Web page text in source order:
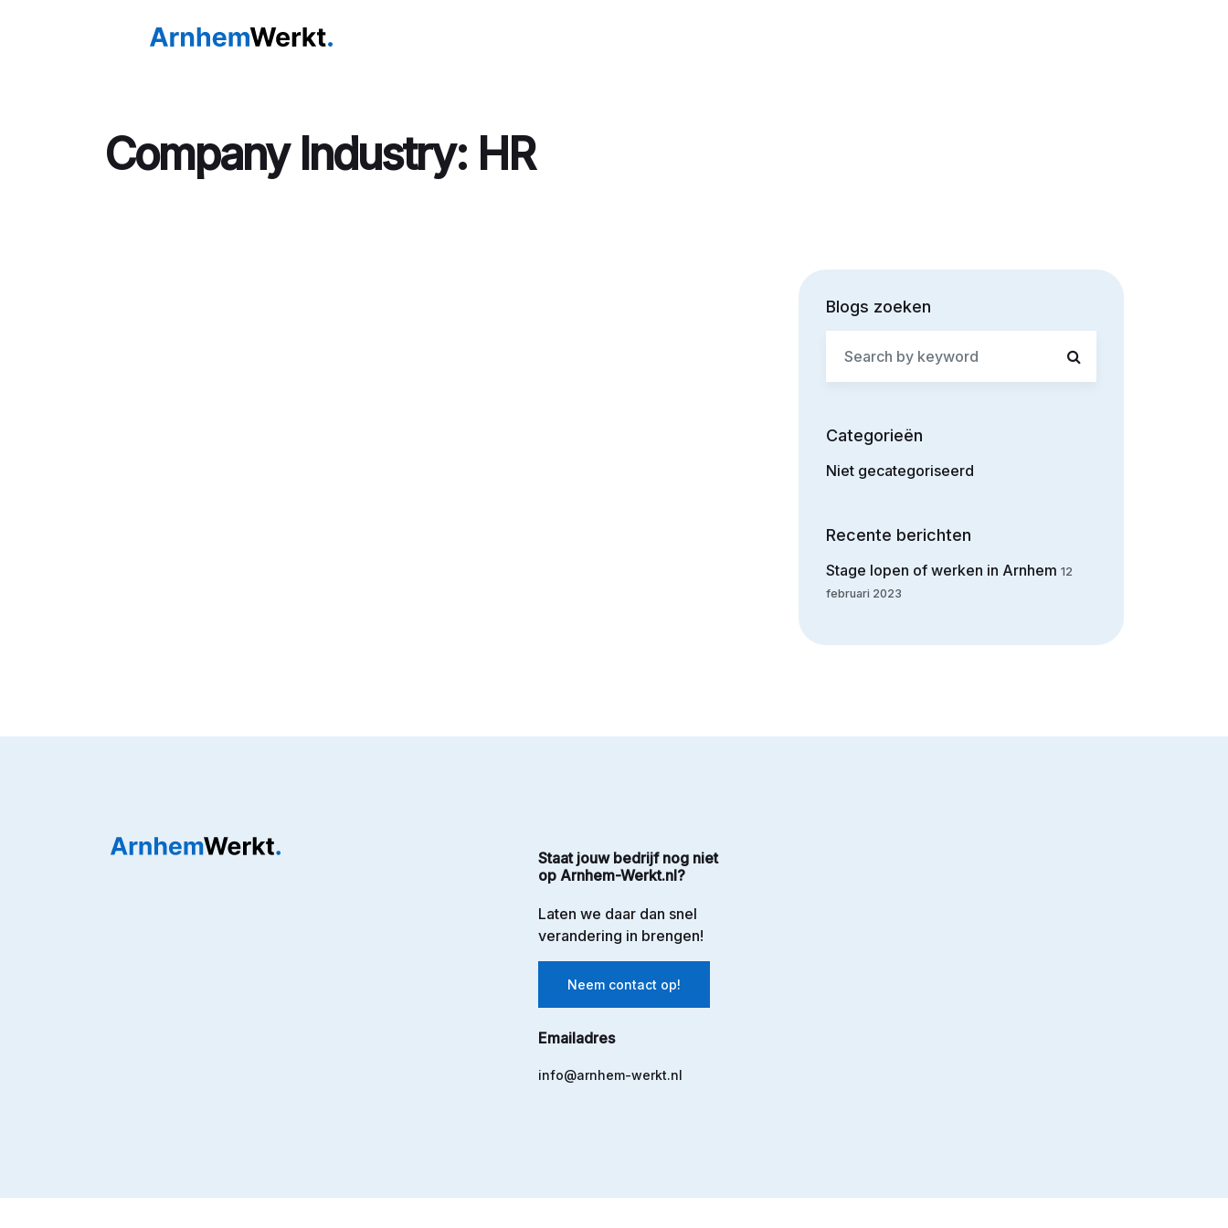
Company Industry: HR
Blogs zoeken
for:
Categorieën
Niet gecategoriseerd
Recente berichten
Stage lopen of werken in Arnhem 12
februari 2023
Staat jouw bedrijf nog niet
op Arnhem-Werkt.nl?
Laten we daar dan snel
verandering in brengen!
Neem contact op!
Emailadres
info@arnhem-werkt.nl